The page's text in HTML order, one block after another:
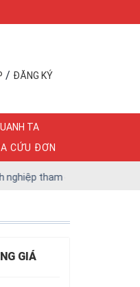
/ ĐĂNG KÝ
TA
CỨU ĐƠN
tham gia chuỗi phân phối
GIÁ